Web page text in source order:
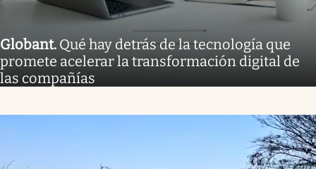
Globant. Qué hay detrás de la tecnología que
promete acelerar la transformación digital de
las compañías